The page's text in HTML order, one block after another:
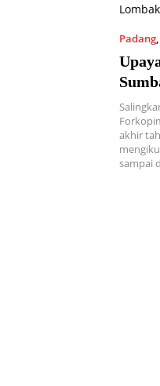
Padang,
akhir
sampai